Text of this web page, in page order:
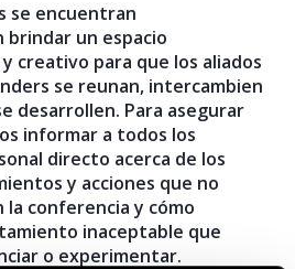
se encuentran
brindar un espacio
creativo para que los aliados
se reunan, intercambien
desarrollen. Para asegurar
informar a todos los
directo acerca de los
y acciones que no
conferencia y cómo
inaceptable que
o experimentar.